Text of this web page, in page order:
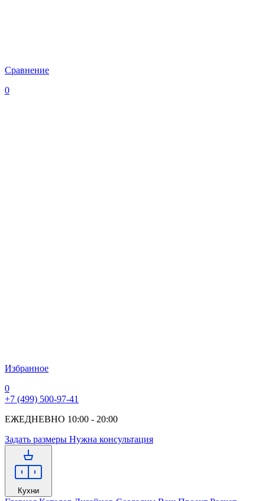
Сравнение
0
Избранное
0
+7 (499) 500-97-41
ЕЖЕДНЕВНО 10:00 - 20:00
Задать размеры Нужна консультация
Кухни